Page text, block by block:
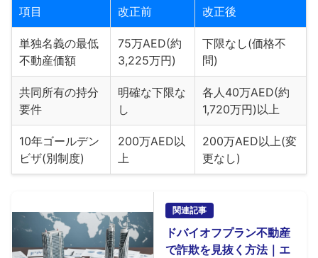
項目 改正前 改正後
単独名義の最低
不動産価額
75万AED(約
3,225万円)
下限なし(価格不
問)
共同所有の持分
要件
明確な下限な
し
各人40万AED(約
1,720万円)以上
10年ゴールデン
ビザ(別制度)
200万AED以
上
200万AED以上(変
更なし)
関連記事
ドバイオフプラン不動産
で詐欺を見抜く方法｜エ